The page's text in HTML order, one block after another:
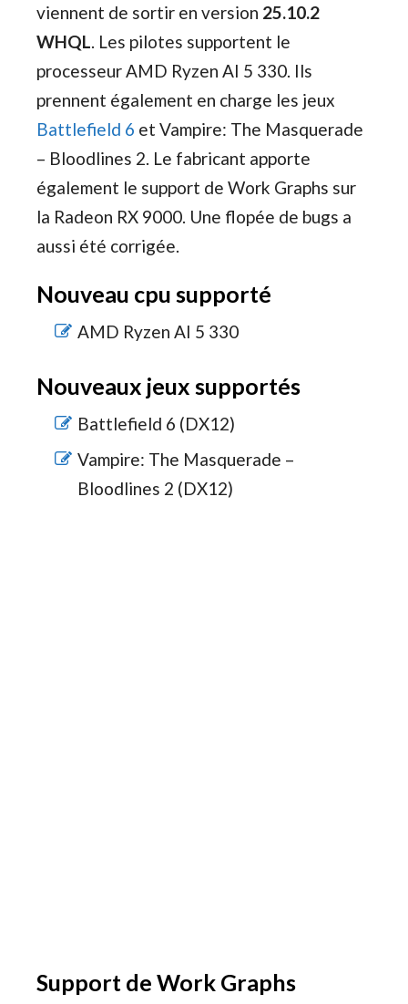
viennent de sortir en version 25.10.2
WHQL. Les pilotes supportent le
processeur AMD Ryzen AI 5 330. Ils
prennent également en charge les jeux
Battlefield 6 et Vampire: The Masquerade
– Bloodlines 2. Le fabricant apporte
également le support de Work Graphs sur
la Radeon RX 9000. Une flopée de bugs a
aussi été corrigée.
Nouveau cpu supporté
AMD Ryzen AI 5 330
Nouveaux jeux supportés
Battlefield 6 (DX12)
Vampire: The Masquerade –
Bloodlines 2 (DX12)
Support de Work Graphs